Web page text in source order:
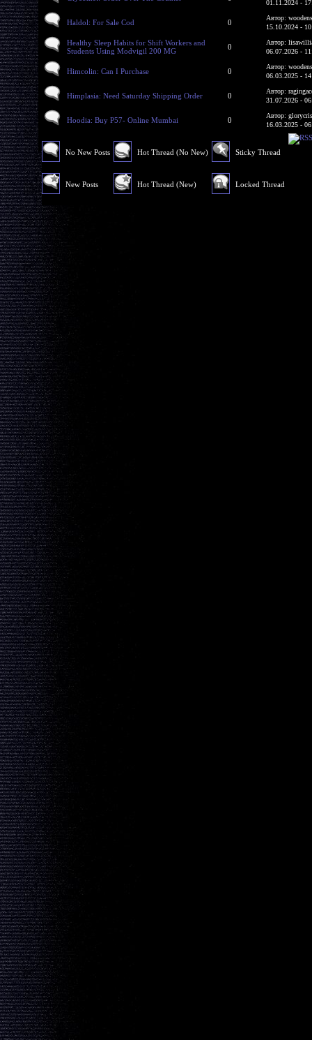
01.11.2024 -
Haldol: For Sale Cod 0
Автор:
15.10.2024 -
Healthy Sleep Habits for Shift Workers and
Students Using Modvigil 200 MG
0
Автор:
06.07.2026 -
Himcolin: Can I Purchase 0
Автор:
06.03.2025 -
Himplasia: Need Saturday Shipping Order 0
Автор:
31.07.2026 -
Hoodia: Buy P57- Online Mumbai 0
Автор:
16.03.2025 -
No New Posts
New Posts
Hot Thread (No New)
Hot Thread (New)
Sticky Thread
Locked Thread